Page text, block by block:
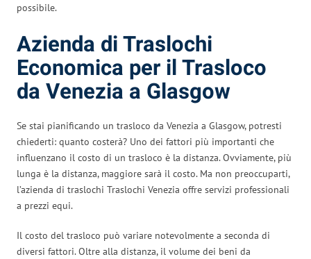
possibile.
Azienda di Traslochi
Economica per il Trasloco
da Venezia a Glasgow
Se stai pianificando un trasloco da Venezia a Glasgow, potresti
chiederti: quanto costerà? Uno dei fattori più importanti che
influenzano il costo di un trasloco è la distanza. Ovviamente, più
lunga è la distanza, maggiore sarà il costo. Ma non preoccuparti,
l’azienda di traslochi Traslochi Venezia offre servizi professionali
a prezzi equi.
Il costo del trasloco può variare notevolmente a seconda di
diversi fattori. Oltre alla distanza, il volume dei beni da